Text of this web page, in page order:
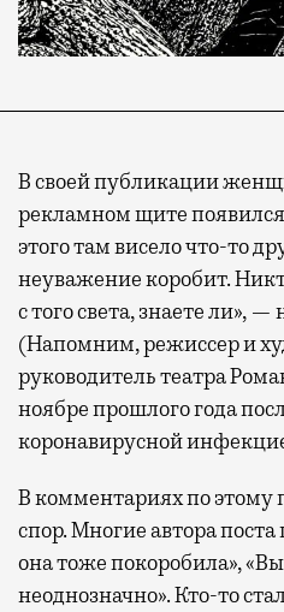
В своей публикации
рекламном щите появился
этого там висело что-то
неуважение коробит.
с того света, знаете ли», —
(Напомним, режиссер и
руководитель театра
ноябре прошлого года
коронавирусной
В комментариях по этому
спор. Многие автора
она тоже покоробила»,
неоднозначно». Кто-то